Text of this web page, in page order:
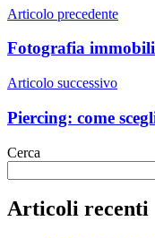
Navigazione
articoli
Articolo precedente
Fotografia
Articolo successivo
Piercing: come
Cerca
Articoli recenti